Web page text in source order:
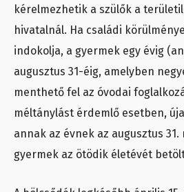
kérelmezhetik a szülők a
hivatalnál. Ha családi
indokolja, a gyermek egy évig
augusztus 31-éig, amelyben
menthető fel az óvodai
méltánylást érdemlő esetben,
annak az évnek az augusztus
gyermek az ötödik életévét